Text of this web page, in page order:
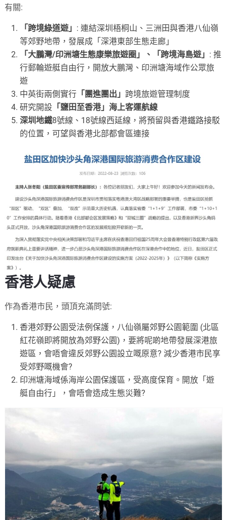
有關:
「跨境綠道遊」 : 連結深圳梧桐山、三洲田與香港八仙嶺
等郊野地帶，發展成「深港東部生態走廊」
「大鵬灣/印洲塘生態康樂旅遊圈」、「跨境海島遊」 : 推
行郵輪遊艇自由行，開放大鵬灣、印洲塘海域作公眾旅
遊
中英街兩側實行 「團進團出」 跨境旅遊管理制度
研究開設 「鹽田至香港」海上客運航線
深圳地鐵8號線、18號線西延線，將預留與香港鐵路接駁
的位置，可望與香港北部都會區連接
香港人疑慮
作為香港市民，頭頂充滿問號:
香港郊野公園受法例保護，八仙嶺屬郊野公園範圍 (北區
紅花嶺即將開放為郊野公園)，要將呢啲地帶發展深港旅
遊區，會唔會違反郊野公園設立嘅原意? 減少香港市民享
受郊野嘅機會?
印洲塘海域係海岸公園保護區，受高度保育。開放「遊
艇自由行」，會唔會造成生態災難?